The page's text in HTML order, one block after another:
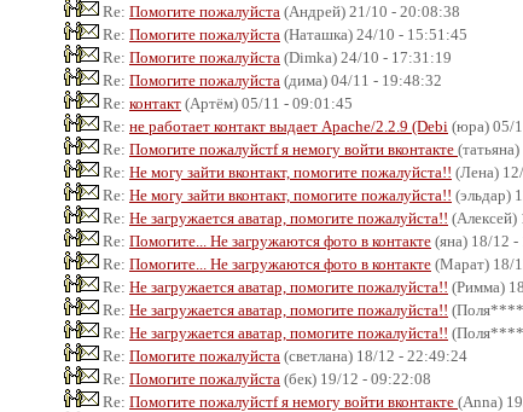
Re: Помогите пожалуйста (Андрей) 21/10 - 20:08:38
Re: Помогите пожалуйста (Наташка) 24/10 - 15:51:45
Re: Помогите пожалуйста (Dimka) 24/10 - 17:31:19
Re: Помогите пожалуйста (дима) 04/11 - 19:48:32
Re: контакт (Артём) 05/11 - 09:01:45
Re: не работает контакт выдает Apache/2.2.9 (Debi (юра) 05/
Re: Помогите пожалуйстf я немогу войти вконтакте
Re: Не могу зайти вконтакт, помогите пожалуйста!! (Лена)
Re: Не могу зайти вконтакт, помогите пожалуйста!! (эльдар)
Re: Не загружается аватар, помогите пожалуйста!! (Алексей)
Re: Помогите... Не загружаются фото в контакте (яна) 18/12
Re: Помогите... Не загружаются фото в контакте (Марат) 18/
Re: Не загружается аватар, помогите пожалуйста!! (Римма)
Re: Не загружается аватар, помогите пожалуйста!!
Re: Не загружается аватар, помогите пожалуйста!!
Re: Помогите пожалуйста (светлана) 18/12 - 22:49:24
Re: Помогите пожалуйста (бек) 19/12 - 09:22:08
Re: Помогите пожалуйстf я немогу войти вконтакте (Anna)